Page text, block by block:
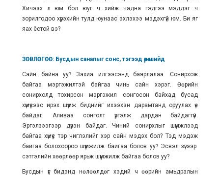
Хичээх л юм бол юуг ч хийж чадна гэдгээ мэддэг ч
зорилгодоо хүрэхийн тулд юунаас эхлэхээ мэдэхгүй юм. Би яг
яах ёстой вэ?
ЗӨВЛӨГӨӨ: Бусдын саналыг сонс, тэгээд өөрөө шийд
Сайн байна уу? Захиа илгээсэнд баярлалаа. Сонирхож
байгаа мэргэжилтэй байгаа чинь сайн хэрэг. Өөрийн
сонирхолд тохирсон мэргэжил сонгосон байхад бусад
хүмүүсээс ирэх шүүмж биднийг ихээхэн дарамтанд оруулах үе
байдаг. Аливаа сонголт үргэлж дардан байдаггүй.
Эргэлзээгээр дүүрэн байдаг. Чиний сонирхлыг шүүмжлээд
байгаа хүмүүс тэр чиглэлийг хэр сайн мэдэх бол? Тэд мэдэж
байгаа болохоороо шүүмжилж байгаа болов уу? Эсвэл зүгээр
сэтгэлийн хөөрлөөр ярьж шүүмжилж байгаа болов уу?
Бусдын үг бидэнд нөлөөлдөг хэдий ч өөрийн амьдралын